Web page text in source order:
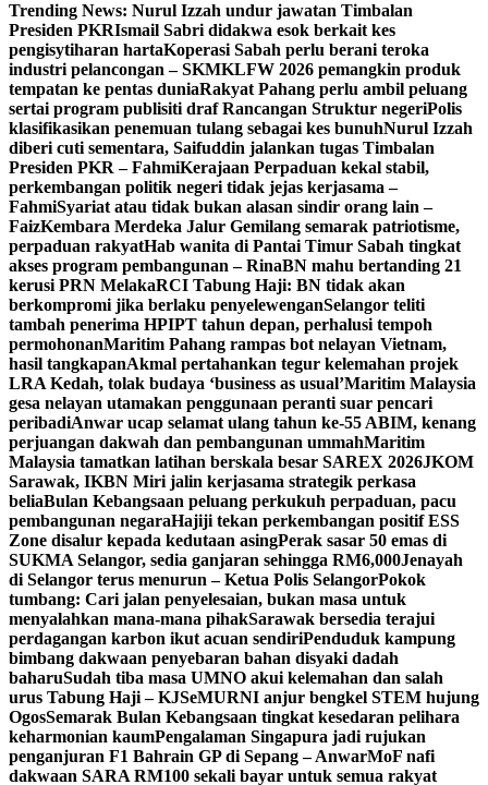
Trending News: Nurul Izzah undur jawatan Timbalan
Presiden PKRIsmail Sabri didakwa esok berkait kes
pengisytiharan hartaKoperasi Sabah perlu berani teroka
industri pelancongan – SKMKLFW 2026 pemangkin produk
tempatan ke pentas duniaRakyat Pahang perlu ambil peluang
sertai program publisiti draf Rancangan Struktur negeriPolis
klasifikasikan penemuan tulang sebagai kes bunuhNurul Izzah
diberi cuti sementara, Saifuddin jalankan tugas Timbalan
Presiden PKR – FahmiKerajaan Perpaduan kekal stabil,
perkembangan politik negeri tidak jejas kerjasama –
FahmiSyariat atau tidak bukan alasan sindir orang lain –
FaizKembara Merdeka Jalur Gemilang semarak patriotisme,
perpaduan rakyatHab wanita di Pantai Timur Sabah tingkat
akses program pembangunan – RinaBN mahu bertanding 21
kerusi PRN MelakaRCI Tabung Haji: BN tidak akan
berkompromi jika berlaku penyelewenganSelangor teliti
tambah penerima HPIPT tahun depan, perhalusi tempoh
permohonanMaritim Pahang rampas bot nelayan Vietnam,
hasil tangkapanAkmal pertahankan tegur kelemahan projek
LRA Kedah, tolak budaya ‘business as usual’Maritim Malaysia
gesa nelayan utamakan penggunaan peranti suar pencari
peribadiAnwar ucap selamat ulang tahun ke-55 ABIM, kenang
perjuangan dakwah dan pembangunan ummahMaritim
Malaysia tamatkan latihan berskala besar SAREX 2026JKOM
Sarawak, IKBN Miri jalin kerjasama strategik perkasa
beliaBulan Kebangsaan peluang perkukuh perpaduan, pacu
pembangunan negaraHajiji tekan perkembangan positif ESS
Zone disalur kepada kedutaan asingPerak sasar 50 emas di
SUKMA Selangor, sedia ganjaran sehingga RM6,000Jenayah
di Selangor terus menurun – Ketua Polis SelangorPokok
tumbang: Cari jalan penyelesaian, bukan masa untuk
menyalahkan mana-mana pihakSarawak bersedia terajui
perdagangan karbon ikut acuan sendiriPenduduk kampung
bimbang dakwaan penyebaran bahan disyaki dadah
baharuSudah tiba masa UMNO akui kelemahan dan salah
urus Tabung Haji – KJSeMURNI anjur bengkel STEM hujung
OgosSemarak Bulan Kebangsaan tingkat kesedaran pelihara
keharmonian kaumPengalaman Singapura jadi rujukan
penganjuran F1 Bahrain GP di Sepang – AnwarMoF nafi
dakwaan SARA RM100 sekali bayar untuk semua rakyat